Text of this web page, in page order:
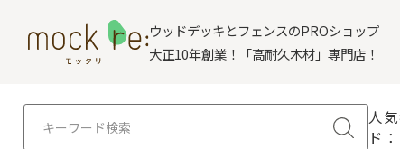
ウッドデッキとフェンスのPROショップ
大正10年創業！「高耐久木材」専門店！
人
ド：